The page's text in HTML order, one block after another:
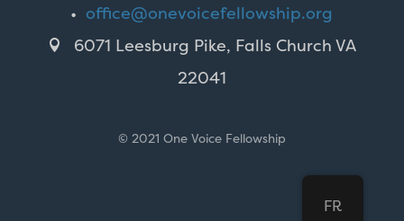
•office@onevoicefellowship.org

6071 Leesburg Pike, Falls Church VA
22041
© 2021 One Voice Fellowship
FR